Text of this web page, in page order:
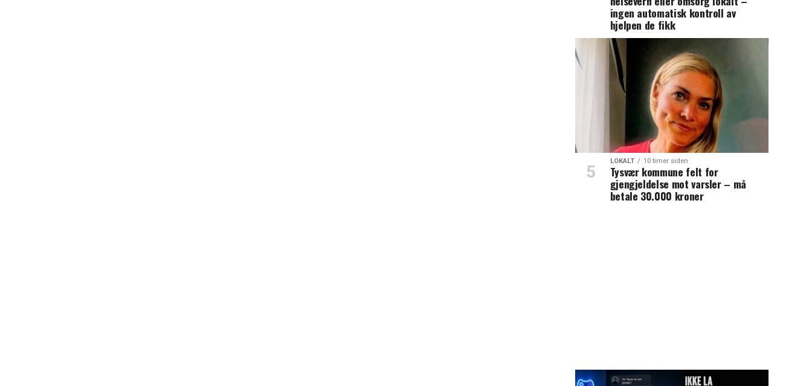
ingen automatisk kontroll av
hjelpen de fikk
LOKALT 10 timer siden
Tysvær kommune felt for
gjengjeldelse mot varsler – må
betale 30.000 kroner